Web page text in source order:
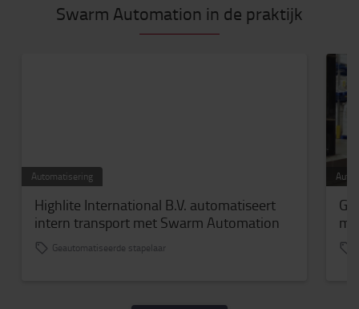
Swarm Automation in de praktijk
Automatisering
Highlite International B.V. automatiseert
intern transport met Swarm Automation
Geautomatiseerde stapelaar